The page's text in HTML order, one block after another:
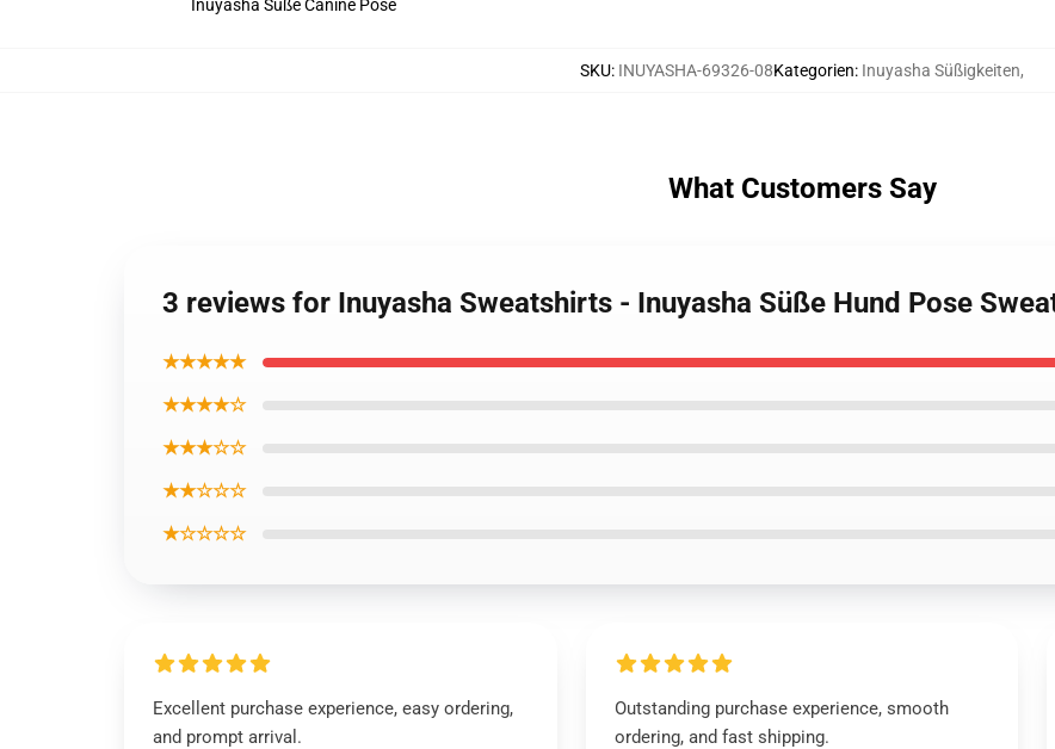
Inuyasha Süße Canine Pose
SKU: INUYASHA-69326-08Kategorien: Inuyasha Süßigkeiten,
What Customers Say
3 reviews for Inuyasha Sweatshirts - Inuyasha Süße Hund Pose
★★★★★
★★★★☆
★★★☆☆
★★☆☆☆
★☆☆☆☆
Excellent purchase experience, easy ordering,
and prompt arrival.
Outstanding purchase experience, smooth
ordering, and fast shipping.